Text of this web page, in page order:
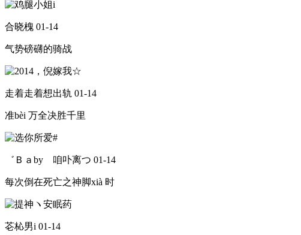
合晓槐 01-14
气势磅礴的骑战
走着走着想出轨 01-14
准bèi 万全决胜千里
゛Ｂａbyゝ咱卟离つ 01-14
每次倒在死亡之神脚xià 时
芲杺男i 01-14